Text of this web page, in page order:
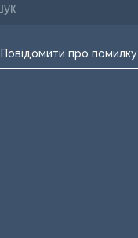
Повідомити про помилку